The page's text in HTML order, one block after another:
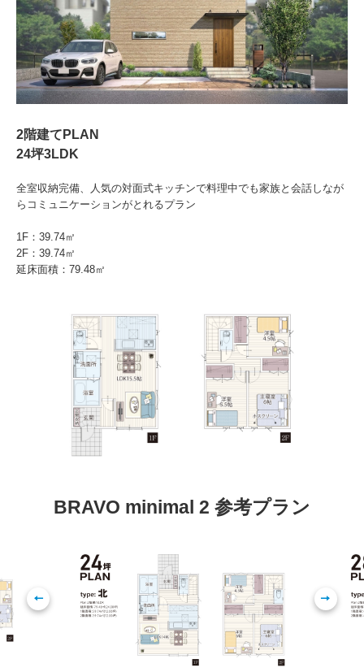
2階建てPLAN
24坪3LDK
全室収納完備、人気の対面式キッチンで料理中でも家族と会話しなが
らコミュニケーションがとれるプラン
1F：39.74㎡
2F：39.74㎡
延床面積：79.48㎡
BRAVO minimal 2 参考プラン